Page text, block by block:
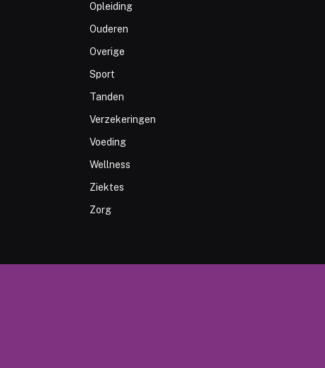
Opleiding
Ouderen
Overige
Sport
Tanden
Verzekeringen
Voeding
Wellness
Ziektes
Zorg